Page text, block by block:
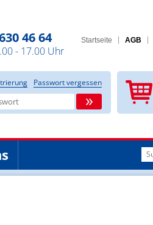
Startseite AGB
46 64
- 17.00 Uhr
Passwort vergessen
»